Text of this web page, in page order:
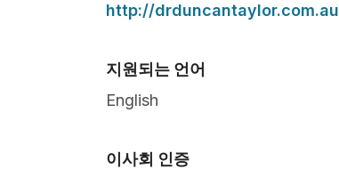
http://drduncantaylor.com.au
지원되는 언어
English
이사회 인증